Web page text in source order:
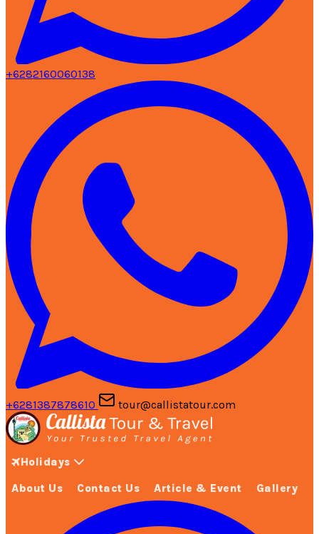
+6282160060138
+6281387878610 tour@callistatour.com
Holidays
About Us Contact Us Article & Event Gallery